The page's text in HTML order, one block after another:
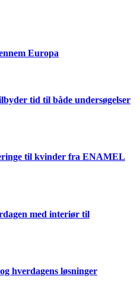
Europa
tid til både undersøgelser
til kvinder fra ENAMEL
med interiør til
hverdagens løsninger